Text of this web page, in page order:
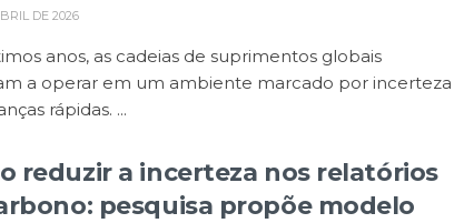
DE 2026
anos, as cadeias de suprimentos globais
a operar em um ambiente marcado por incerteza
rápidas. ...
reduzir a incerteza nos relatórios
pesquisa propõe modelo